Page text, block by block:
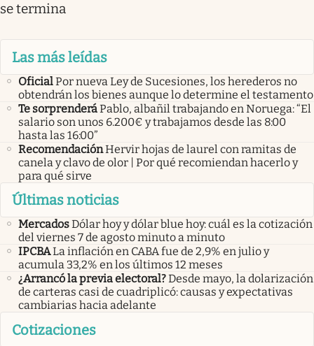
se termina
Las más leídas
OficialPor nueva Ley de Sucesiones, los herederos no
obtendrán los bienes aunque lo determine el testamento
Te sorprenderáPablo, albañil trabajando en Noruega: “El
salario son unos 6.200€ y trabajamos desde las 8:00
hasta las 16:00”
RecomendaciónHervir hojas de laurel con ramitas de
canela y clavo de olor | Por qué recomiendan hacerlo y
para qué sirve
Últimas noticias
MercadosDólar hoy y dólar blue hoy: cuál es la cotización
del viernes 7 de agosto minuto a minuto
IPCBALa inflación en CABA fue de 2,9% en julio y
acumula 33,2% en los últimos 12 meses
¿Arrancó la previa electoral?Desde mayo, la dolarización
de carteras casi de cuadriplicó: causas y expectativas
cambiarias hacia adelante
Cotizaciones